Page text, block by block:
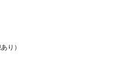
り）